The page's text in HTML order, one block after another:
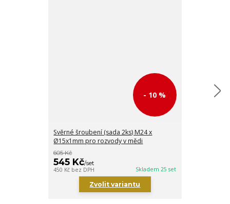
- 10 %
Svěrné šroubení (sada 2ks) M24 x
Ø15x1mm pro rozvody v mědi
605 Kč
545 Kč/set
450 Kč bez DPH Skladem 25 set
Zvolit variantu